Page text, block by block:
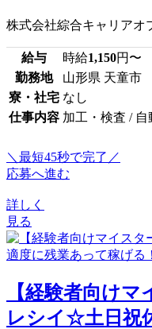
株式会社綜合キャリアオ
給与 時給1,150円〜
勤務地
山形県 天童市
寮・社宅 なし
仕事内容 加工・検査 / 自
＼最短45秒で完了／
応募へ進む
詳しく
見る
【経験者向け
レシイ☆土日祝